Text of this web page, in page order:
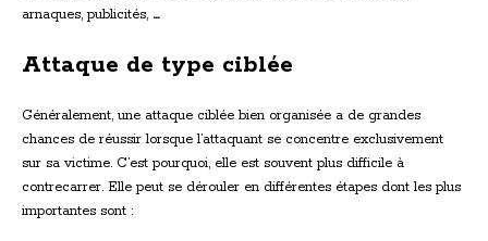
arnaques, publicités, …
Attaque de type ciblée
Généralement, une attaque ciblée bien organisée a de grandes
chances de réussir lorsque l’attaquant se concentre exclusivement
sur sa victime. C’est pourquoi, elle est souvent plus difficile à
contrecarrer. Elle peut se dérouler en différentes étapes dont les plus
importantes sont :